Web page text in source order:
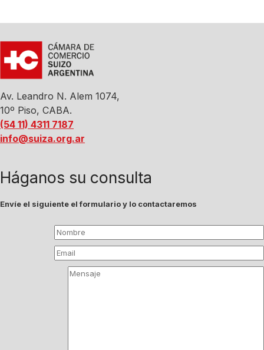
Av. Leandro N. Alem 1074,
10º Piso, CABA.
(54 11) 4311 7187
info@suiza.org.ar
Háganos su consulta
Envíe el siguiente el formulario y lo contactaremos